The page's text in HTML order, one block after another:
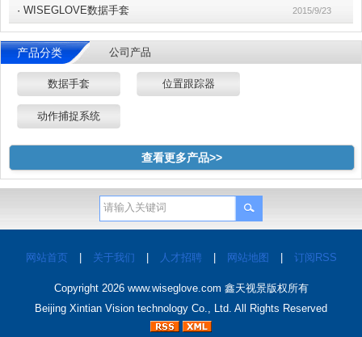
· WISEGLOVE数据手套 2015/9/23
产品分类 公司产品
数据手套 位置跟踪器
动作捕捉系统
查看更多产品>>
网站首页 关于我们 人才招聘 网站地图 订阅RSS
Copyright 2026 www.wiseglove.com 鑫天视景版权所有
Beijing Xintian Vision technology Co., Ltd. All Rights Reserved